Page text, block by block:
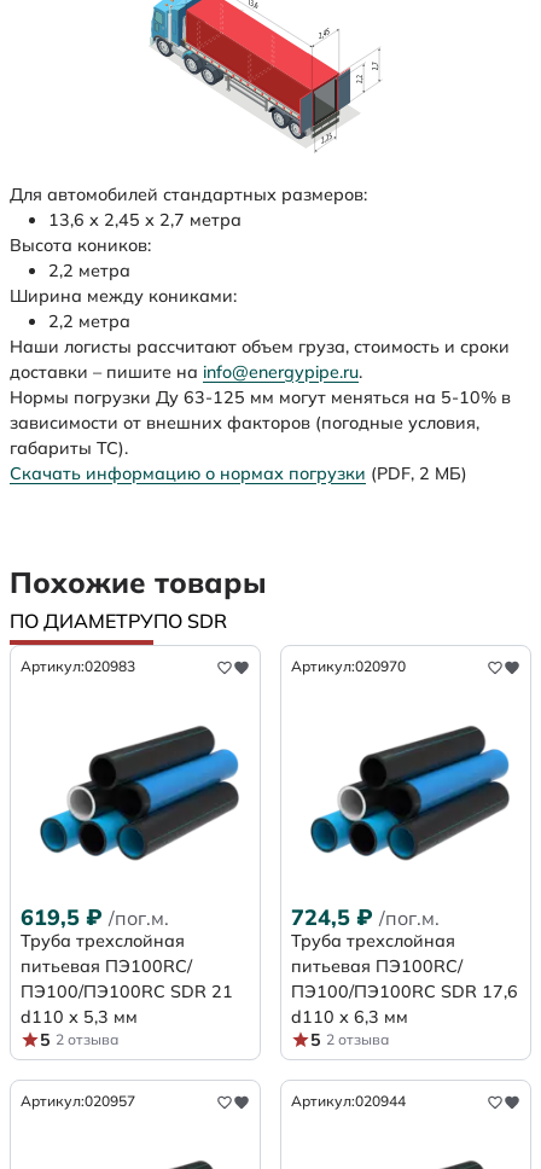
Для автомобилей стандартных размеров:
13,6 х 2,45 х 2,7 метра
Высота коников:
2,2 метра
Ширина между кониками:
2,2 метра
Наши логисты рассчитают объем груза, стоимость и сроки
доставки – пишите на info@energypipe.ru.
Нормы погрузки Ду 63-125 мм могут меняться на 5-10% в
зависимости от внешних факторов (погодные условия,
габариты ТС).
Скачать информацию о нормах погрузки (PDF, 2 МБ)
Похожие товары
ПО ДИАМЕТРУПО SDR
Артикул:020983
619,5 ₽ /пог.м.
Труба трехслойная
питьевая ПЭ100RC/
ПЭ100/ПЭ100RC SDR 21
d110 х 5,3 мм
5 2 отзыва
Артикул:020970
724,5 ₽ /пог.м.
Труба трехслойная
питьевая ПЭ100RC/
ПЭ100/ПЭ100RC SDR 17,6
d110 х 6,3 мм
5 2 отзыва
Артикул:020957 Артикул:020944